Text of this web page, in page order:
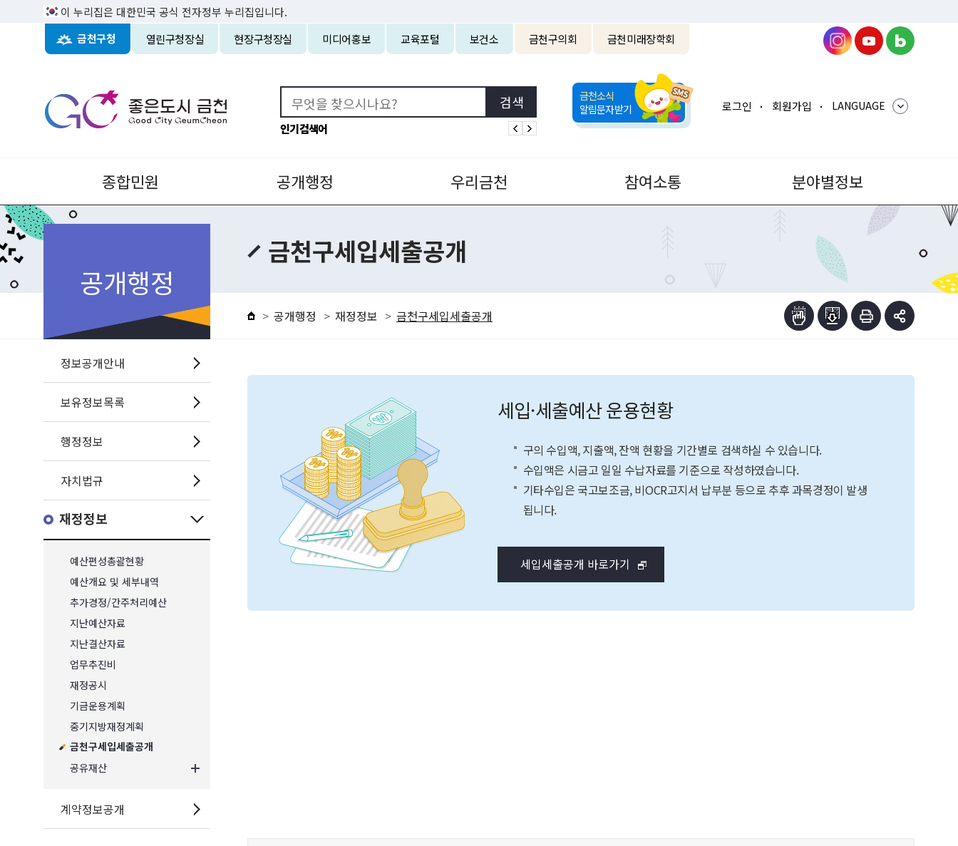
이 누리집은 대한민국 공식 전자정부 누리집입니다.
금천구청 열린구청장실 현장구청장실 미디어홍보 교육포털 보건소 금천구의회 금천미래장학회
인기검색어
금천소식
알림문자받기
로그인 회원가입 LANGUAGE
종합민원 공개행정 우리금천 참여소통 분야별정보
공개행정
정보공개안내
보유정보목록
행정정보
자치법규
재정정보
예산편성총괄현황
예산개요 및 세부내역
추가경정/간주처리예산
지난예산자료
지난결산자료
업무추진비
재정공시
기금운용계획
중기지방재정계획
금천구세입세출공개
공유재산
계약정보공개
금천구세입세출공개
공개행정 재정정보 금천구세입세출공개
세입·세출예산 운용현황
구의 수입액, 지출액, 잔액 현황을 기간별로 검색하실 수 있습니다.
수입액은 시금고 일일 수납자료를 기준으로 작성하였습니다.
기타수입은 국고보조금, 비OCR고지서 납부분 등으로 추후 과목경정이 발생
됩니다.
세입세출공개 바로가기